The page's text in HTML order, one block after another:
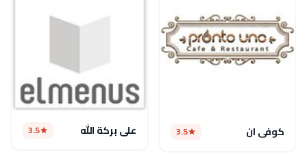
كوفى ان 3.5 علي بركة الله 3.5